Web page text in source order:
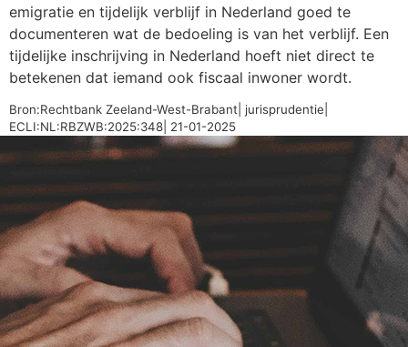
emigratie en tijdelijk verblijf in Nederland goed te
documenteren wat de bedoeling is van het verblijf. Een
tijdelijke inschrijving in Nederland hoeft niet direct te
betekenen dat iemand ook fiscaal inwoner wordt.
Bron:Rechtbank Zeeland-West-Brabant| jurisprudentie|
ECLI:NL:RBZWB:2025:348| 21-01-2025